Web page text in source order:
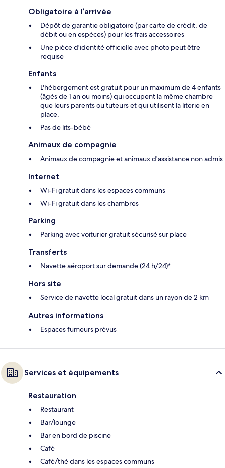
Obligatoire à l’arrivée
Dépôt de garantie obligatoire (par carte de crédit, de
débit ou en espèces) pour les frais accessoires
Une pièce d'identité officielle avec photo peut être
requise
Enfants
L'hébergement est gratuit pour un maximum de 4 enfants
(âgés de 1 an ou moins) qui occupent la même chambre
que leurs parents ou tuteurs et qui utilisent la literie en
place.
Pas de lits-bébé
Animaux de compagnie
Animaux de compagnie et animaux d'assistance non admis
Internet
Wi-Fi gratuit dans les espaces communs
Wi-Fi gratuit dans les chambres
Parking
Parking avec voiturier gratuit sécurisé sur place
Transferts
Navette aéroport sur demande (24 h/24)*
Hors site
Service de navette local gratuit dans un rayon de 2 km
Autres informations
Espaces fumeurs prévus
Services et équipements
Restauration
Restaurant
Bar/lounge
Bar en bord de piscine
Café
Café/thé dans les espaces communs